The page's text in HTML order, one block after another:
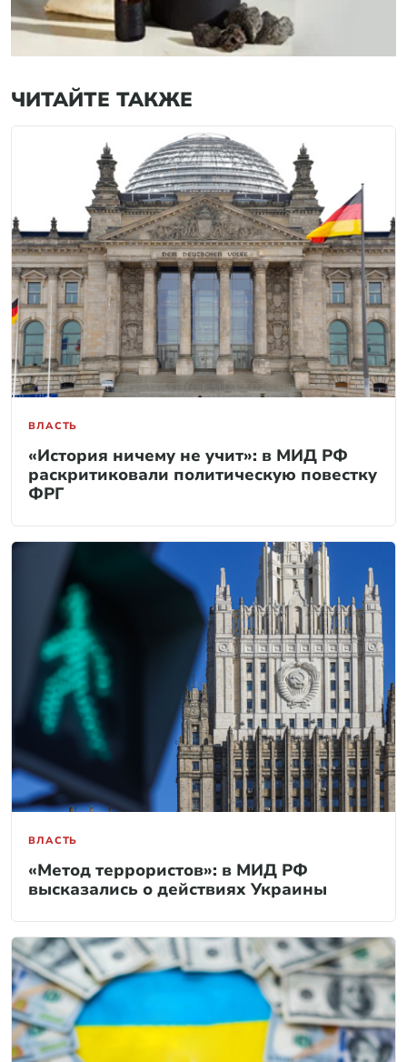
ЧИТАЙТЕ ТАКЖЕ
ВЛАСТЬ
«История ничему не учит»: в МИД РФ
раскритиковали политическую повестку
ФРГ
ВЛАСТЬ
«Метод террористов»: в МИД РФ
высказались о действиях Украины